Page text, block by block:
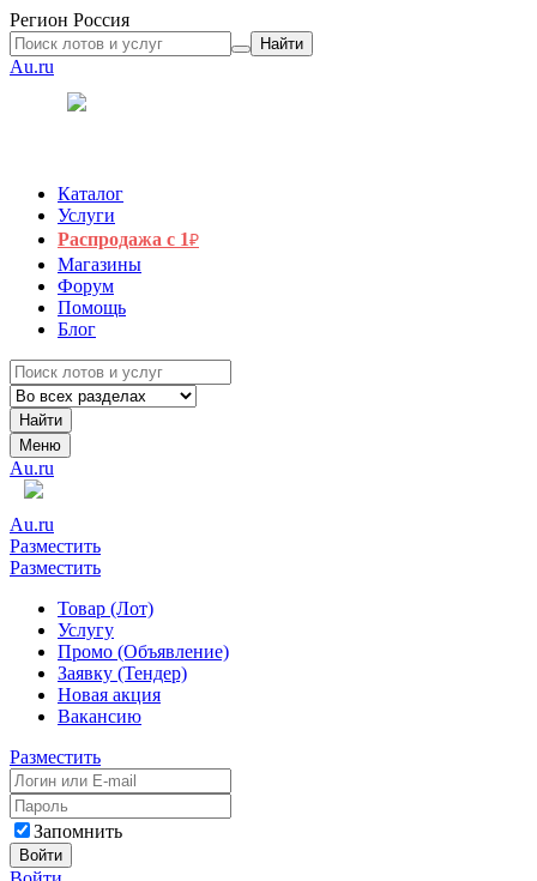
Регион Россия
Найти
Au.ru
Каталог
Услуги
Распродажа с 1₽
Магазины
Форум
Помощь
Блог
Найти
Меню
Au.ru
Au.ru
Разместить
Разместить
Товар (Лот)
Услугу
Промо (Объявление)
Заявку (Тендер)
Новая акция
Вакансию
Разместить
Запомнить
Войти